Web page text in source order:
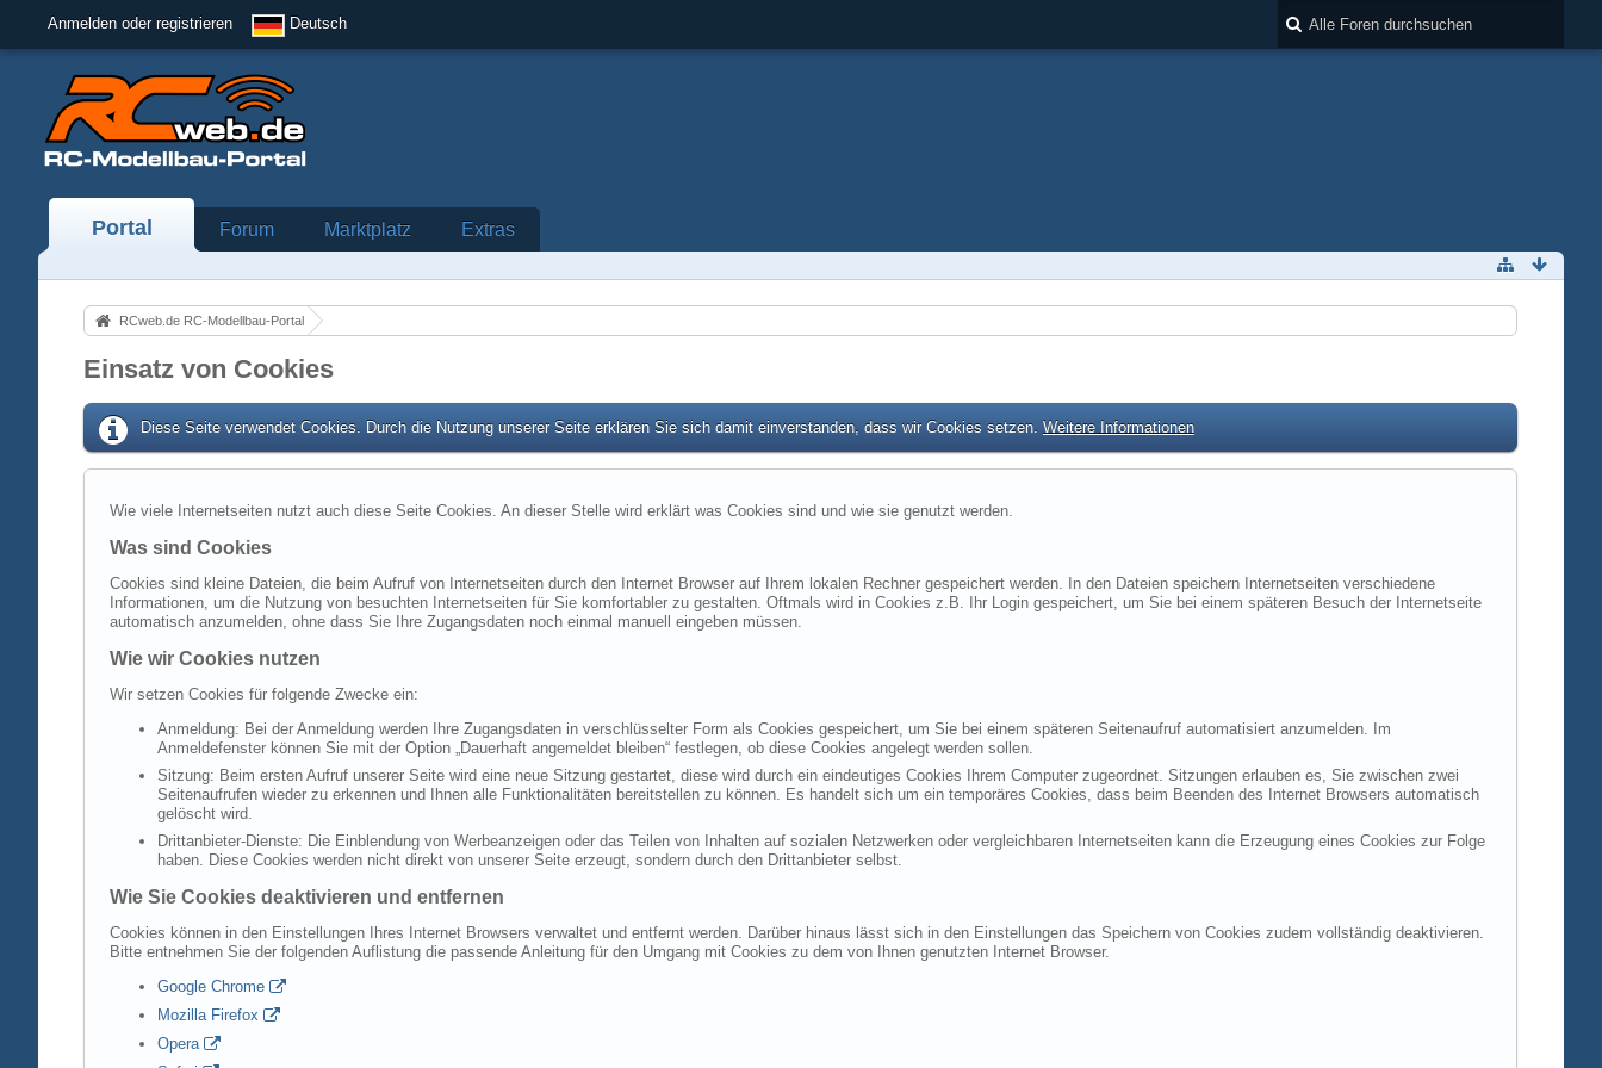
Anmelden oder registrieren Deutsch
Portal Forum Marktplatz Extras
RCweb.de RC-Modellbau-Portal
Einsatz von Cookies
Diese Seite verwendet Cookies. Durch die Nutzung unserer Seite erklären Sie sich damit einverstanden, dass wir Cookies setzen. Weitere Informationen
Wie viele Internetseiten nutzt auch diese Seite Cookies. An dieser Stelle wird erklärt was Cookies sind und wie sie genutzt werden.
Was sind Cookies
Cookies sind kleine Dateien, die beim Aufruf von Internetseiten durch den Internet Browser auf Ihrem lokalen Rechner gespeichert werden. In den Dateien speichern Internetseiten verschiedene
Informationen, um die Nutzung von besuchten Internetseiten für Sie komfortabler zu gestalten. Oftmals wird in Cookies z.B. Ihr Login gespeichert, um Sie bei einem späteren Besuch der Internetseite
automatisch anzumelden, ohne dass Sie Ihre Zugangsdaten noch einmal manuell eingeben müssen.
Wie wir Cookies nutzen
Wir setzen Cookies für folgende Zwecke ein:
Anmeldung: Bei der Anmeldung werden Ihre Zugangsdaten in verschlüsselter Form als Cookies gespeichert, um Sie bei einem späteren Seitenaufruf automatisiert anzumelden. Im
Anmeldefenster können Sie mit der Option „Dauerhaft angemeldet bleiben“ festlegen, ob diese Cookies angelegt werden sollen.
Sitzung: Beim ersten Aufruf unserer Seite wird eine neue Sitzung gestartet, diese wird durch ein eindeutiges Cookies Ihrem Computer zugeordnet. Sitzungen erlauben es, Sie zwischen zwei
Seitenaufrufen wieder zu erkennen und Ihnen alle Funktionalitäten bereitstellen zu können. Es handelt sich um ein temporäres Cookies, dass beim Beenden des Internet Browsers automatisch
gelöscht wird.
Drittanbieter-Dienste: Die Einblendung von Werbeanzeigen oder das Teilen von Inhalten auf sozialen Netzwerken oder vergleichbaren Internetseiten kann die Erzeugung eines Cookies zur Folge
haben. Diese Cookies werden nicht direkt von unserer Seite erzeugt, sondern durch den Drittanbieter selbst.
Wie Sie Cookies deaktivieren und entfernen
Cookies können in den Einstellungen Ihres Internet Browsers verwaltet und entfernt werden. Darüber hinaus lässt sich in den Einstellungen das Speichern von Cookies zudem vollständig deaktivieren.
Bitte entnehmen Sie der folgenden Auflistung die passende Anleitung für den Umgang mit Cookies zu dem von Ihnen genutzten Internet Browser.
Google Chrome
Mozilla Firefox
Opera